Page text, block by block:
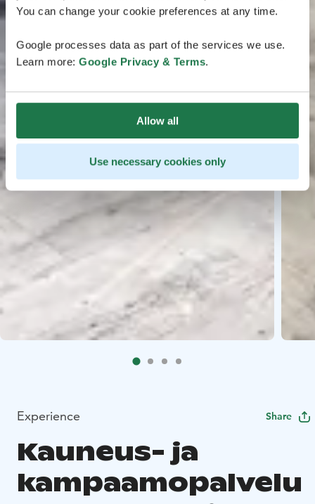
You can change your cookie preferences at any time.
Google processes data as part of the services we use.
Learn more: Google Privacy & Terms.
Allow all
Use necessary cookies only
Experience Share
Kauneus- ja
kampaamopalvelu